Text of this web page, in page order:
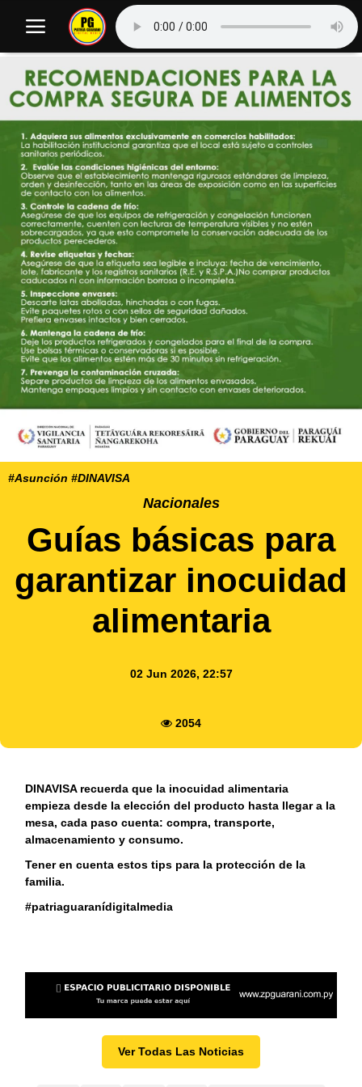
#Asunción #DINAVISA
Nacionales
Guías básicas para
garantizar inocuidad
alimentaria
02 Jun 2026, 22:57
2054
DINAVISA recuerda que la inocuidad alimentaria
empieza desde la elección del producto hasta llegar a la
mesa, cada paso cuenta: compra, transporte,
almacenamiento y consumo.
Tener en cuenta estos tips para la protección de la
familia.
#patriaguaranídigitalmedia
Ver Todas Las Noticias